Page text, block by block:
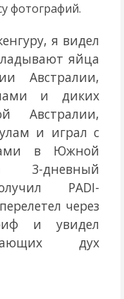
фотографий.
я видел
яйца
Австралии,
и диких
Австралии,
и играл с
в Южной
3-дневный
PADI-
через
и увидел
дух